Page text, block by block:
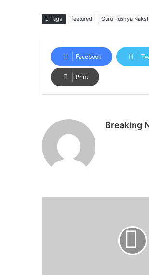
Tags featured Guru Pushya
Facebook
Print
Breaking